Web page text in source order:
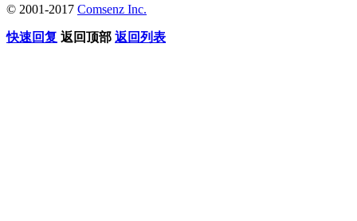
© 2001-2017 Comsenz Inc.
快速回复 返回顶部 返回列表